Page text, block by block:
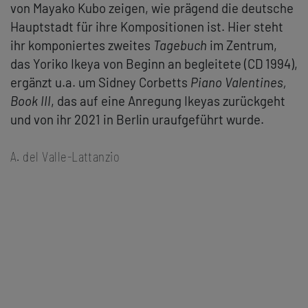
von Mayako Kubo zeigen, wie prägend die deutsche
Hauptstadt für ihre Kompositionen ist. Hier steht
ihr komponiertes zweites Tagebuch im Zentrum,
das Yoriko Ikeya von Beginn an begleitete (CD 1994),
ergänzt u.a. um Sidney Corbetts Piano Valentines,
Book III, das auf eine Anregung Ikeyas zurückgeht
und von ihr 2021 in Berlin uraufgeführt wurde.
A. del Valle-Lattanzio